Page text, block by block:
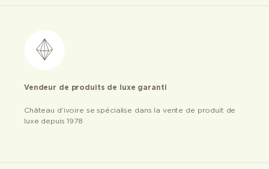
Vendeur de produits de luxe garanti
Château d’ivoire se spécialise dans la vente de produit de
luxe depuis 1978